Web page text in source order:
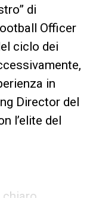
di
Officer
ciclo dei
in
Director del
l’elite del